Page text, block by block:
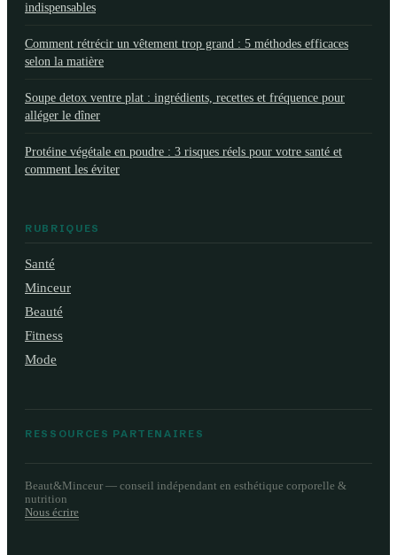
indispensables
Comment rétrécir un vêtement trop grand : 5 méthodes efficaces
selon la matière
Soupe detox ventre plat : ingrédients, recettes et fréquence pour
alléger le dîner
Protéine végétale en poudre : 3 risques réels pour votre santé et
comment les éviter
RUBRIQUES
Santé
Minceur
Beauté
Fitness
Mode
RESSOURCES PARTENAIRES
Beaut&Minceur — conseil indépendant en esthétique corporelle &
nutrition
Nous écrire